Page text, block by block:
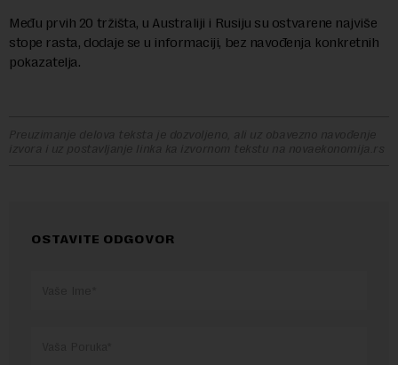
Među prvih 20 tržišta, u Australiji i Rusiju su ostvarene najviše
stope rasta, dodaje se u informaciji, bez navođenja konkretnih
pokazatelja.
Preuzimanje delova teksta je dozvoljeno, ali uz obavezno navođenje
izvora i uz postavljanje linka ka izvornom tekstu na novaekonomija.rs
OSTAVITE ODGOVOR